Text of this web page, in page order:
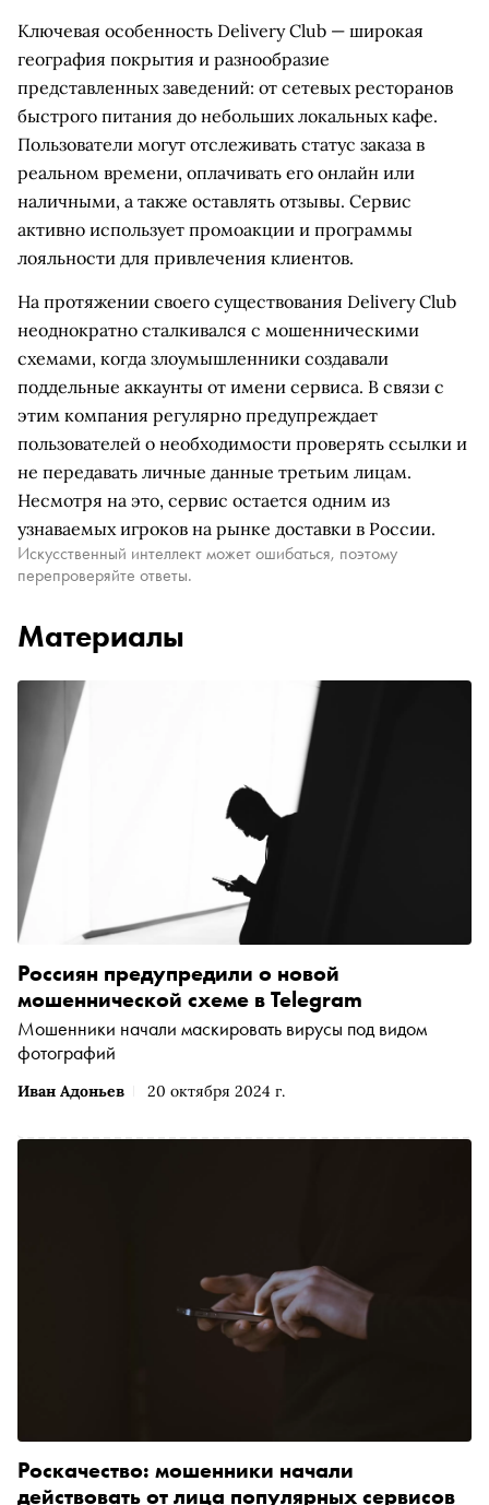
Ключевая особенность Delivery Club — широкая
география покрытия и разнообразие
представленных заведений: от сетевых ресторанов
быстрого питания до небольших локальных кафе.
Пользователи могут отслеживать статус заказа в
реальном времени, оплачивать его онлайн или
наличными, а также оставлять отзывы. Сервис
активно использует промоакции и программы
лояльности для привлечения клиентов.
На протяжении своего существования Delivery Club
неоднократно сталкивался с мошенническими
схемами, когда злоумышленники создавали
поддельные аккаунты от имени сервиса. В связи с
этим компания регулярно предупреждает
пользователей о необходимости проверять ссылки и
не передавать личные данные третьим лицам.
Несмотря на это, сервис остается одним из
узнаваемых игроков на рынке доставки в России.
Искусственный интеллект может ошибаться, поэтому
перепроверяйте ответы.
Материалы
Иван Адоньев 20 октября 2024 г.
Россиян предупредили о новой
мошеннической схеме в Telegram
Мошенники начали маскировать вирусы под видом
фотографий
Роскачество: мошенники начали
действовать от лица популярных сервисов